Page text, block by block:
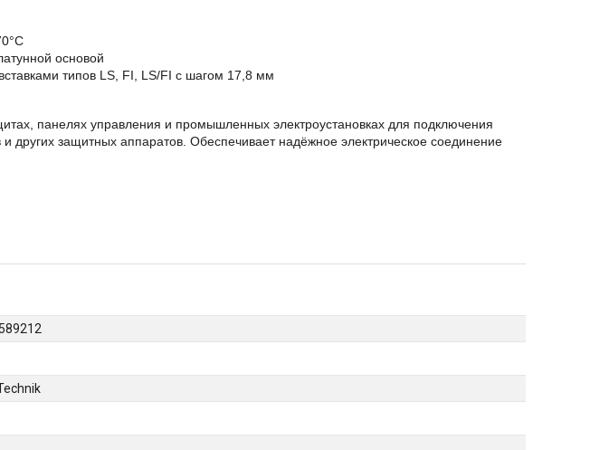
основой
типов LS, FI, LS/FI с шагом 17,8 мм
панелях управления и промышленных электроустановках для подключения
и других защитных аппаратов. Обеспечивает надёжное электрическое соединение